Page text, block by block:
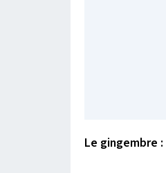
Le gingembre :